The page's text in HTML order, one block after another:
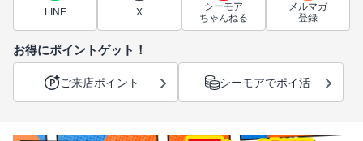
LINE X
シーモア
ちゃんねる
メルマガ
登録
お得にポイントゲット！
ご来店ポイント シーモアでポイ活